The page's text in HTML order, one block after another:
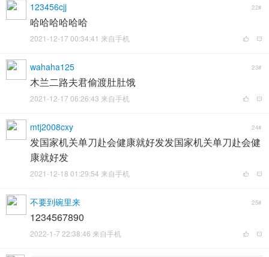
123456cjj 22#
哈哈哈哈哈哈
2021-12-17 00:34:41 来自手机
wahaha125 23#
木兰二路夫君偷渡肚肚饿
2021-12-17 06:26:43 来自手机
mtj2008cxy 24#
发国家机关单刀赴会健康就好发发国家机关单刀赴会健
康就好发
2021-12-18 01:29:54 来自手机
不要到碗里来 25#
1234567890
2022-1-7 22:38:46 来自手机